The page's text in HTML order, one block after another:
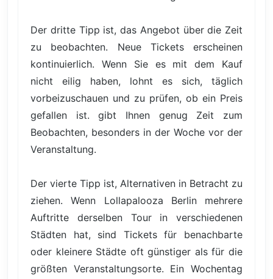
Der dritte Tipp ist, das Angebot über die Zeit
zu beobachten. Neue Tickets erscheinen
kontinuierlich. Wenn Sie es mit dem Kauf
nicht eilig haben, lohnt es sich, täglich
vorbeizuschauen und zu prüfen, ob ein Preis
gefallen ist. gibt Ihnen genug Zeit zum
Beobachten, besonders in der Woche vor der
Veranstaltung.
Der vierte Tipp ist, Alternativen in Betracht zu
ziehen. Wenn Lollapalooza Berlin mehrere
Auftritte derselben Tour in verschiedenen
Städten hat, sind Tickets für benachbarte
oder kleinere Städte oft günstiger als für die
größten Veranstaltungsorte. Ein Wochentag